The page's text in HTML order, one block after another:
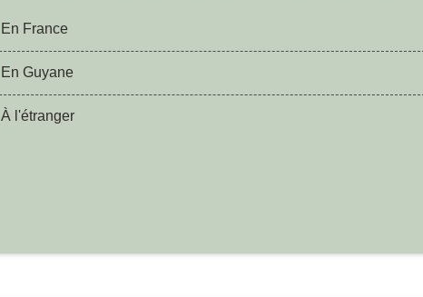
En France
En Guyane
À l'étranger